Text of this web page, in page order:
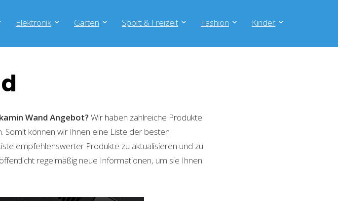
Elektronik Garten Sport & Freizeit Fashion Kinder
Wand Angebot? Wir haben zahlreiche Produkte
Somit können wir Ihnen eine Liste der besten
empfehlenswerter Produkte zu aktualisieren und zu
regelmäßig neue Informationen, um sie Ihnen